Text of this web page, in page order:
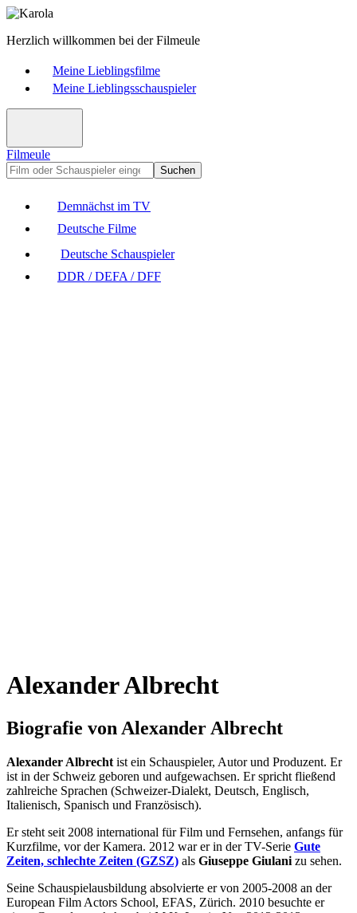
Herzlich willkommen bei der Filmeule
Meine Lieblingsfilme
Meine Lieblingsschauspieler
Filmeule
Suchen
Demnächst im TV
Deutsche Filme
Deutsche Schauspieler
DDR / DEFA / DFF
Alexander Albrecht
Biografie von Alexander Albrecht
Alexander Albrecht ist ein Schauspieler, Autor und Produzent. Er
ist in der Schweiz geboren und aufgewachsen. Er spricht fließend
zahlreiche Sprachen (Schweizer-Dialekt, Deutsch, Englisch,
Italienisch, Spanisch und Französisch).
Er steht seit 2008 international für Film und Fernsehen, anfangs für
Kurzfilme, vor der Kamera. 2012 war er in der TV-Serie Gute
Zeiten, schlechte Zeiten (GZSZ) als Giuseppe Giulani zu sehen.
Seine Schauspielausbildung absolvierte er von 2005-2008 an der
European Film Actors School, EFAS, Zürich. 2010 besuchte er